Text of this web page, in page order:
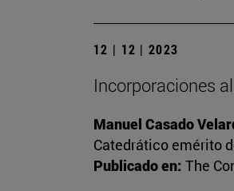
12 | 12 | 2023
Incorporaciones
Manuel Casado
Catedrático emérito
Publicado en: The